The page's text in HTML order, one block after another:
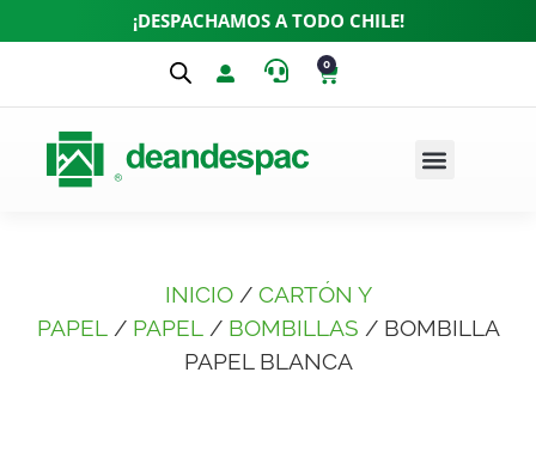
¡DESPACHAMOS A TODO CHILE!
0
INICIO/ CARTÓN Y
PAPEL/ PAPEL/ BOMBILLAS / BOMBILLA
PAPEL BLANCA